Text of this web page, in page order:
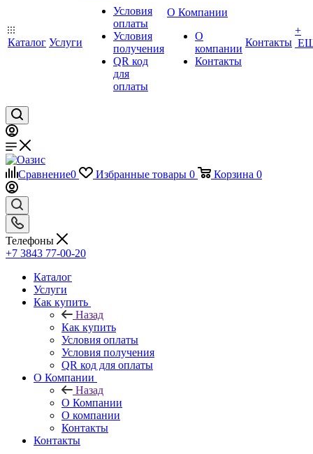
Каталог Услуги
Условия
оплаты
Условия
получения
QR код
для
оплаты
О Компании
О
компании
Контакты
Контакты
+
Сравнение0 Избранные товары 0 Корзина 0
Телефоны
+7 3843 77-00-20
Каталог
Услуги
Как купить
Назад
Как купить
Условия оплаты
Условия получения
QR код для оплаты
О Компании
Назад
О Компании
О компании
Контакты
Контакты